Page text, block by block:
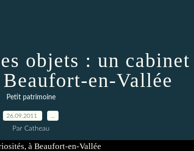
objets : un cabinet
en-Vallée
Petit patrimoine
26.09.2011
Par Catheau